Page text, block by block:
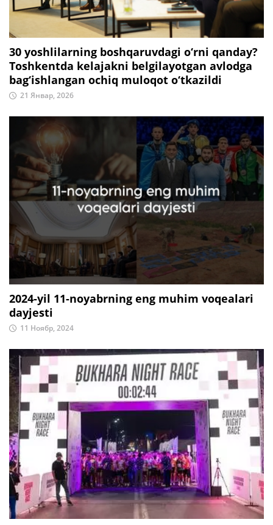
30 yoshlilarning boshqaruvdagi o‘rni qanday?
Toshkentda kelajakni belgilayotgan avlodga
bag‘ishlangan ochiq muloqot o‘tkazildi
21 Январ, 2026
2024-yil 11-noyabrning eng muhim voqealari
dayjesti
11 Ноябр, 2024